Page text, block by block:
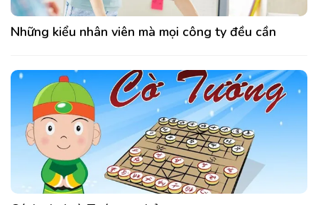
Những kiểu nhân viên mà mọi công ty đều cần